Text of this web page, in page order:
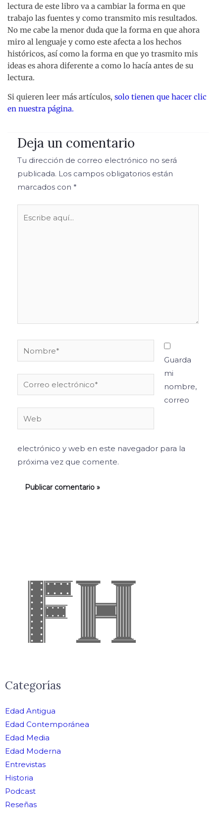
lectura de este libro va a cambiar la forma en que
trabajo las fuentes y como transmito mis resultados.
No me cabe la menor duda que la forma en que ahora
miro al lenguaje y como este afecta a los hechos
históricos, así como la forma en que yo trasmito mis
ideas es ahora diferente a como lo hacía antes de su
lectura.
Si quieren leer más artículos, solo tienen que hacer clic
en nuestra página.
Deja un comentario
Tu dirección de correo electrónico no será
publicada. Los campos obligatorios están
marcados con *
Nombre*
Correo
electrónico*
Web
Guarda
mi
nombre,
correo
electrónico y web en este navegador para la
próxima vez que comente.
Categorías
Edad Antigua
Edad Contemporánea
Edad Media
Edad Moderna
Entrevistas
Historia
Podcast
Reseñas